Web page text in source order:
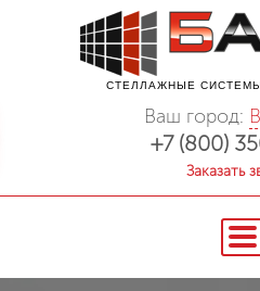
СТЕЛЛАЖНЫЕ
Ваш город:
+7 (800)
Заказать